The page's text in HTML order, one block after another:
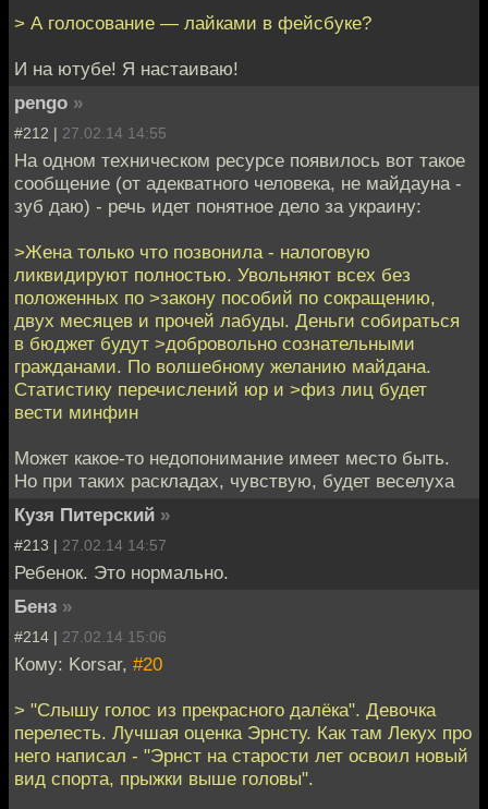
> А голосование — лайками в фейсбуке?
И на ютубе! Я настаиваю!
pengo »
#212 | 27.02.14 14:55
На одном техническом ресурсе появилось вот такое
сообщение (от адекватного человека, не майдауна -
зуб даю) - речь идет понятное дело за украину:
>Жена только что позвонила - налоговую
ликвидируют полностью. Увольняют всех без
положенных по >закону пособий по сокращению,
двух месяцев и прочей лабуды. Деньги собираться
в бюджет будут >добровольно сознательными
гражданами. По волшебному желанию майдана.
Статистику перечислений юр и >физ лиц будет
вести минфин
Может какое-то недопонимание имеет место быть.
Но при таких раскладах, чувствую, будет веселуха
Кузя Питерский »
#213 | 27.02.14 14:57
Ребенок. Это нормально.
Бенз »
#214 | 27.02.14 15:06
Кому: Korsar, #20
> "Слышу голос из прекрасного далёка". Девочка
перелесть. Лучшая оценка Эрнсту. Как там Лекух про
него написал - "Эрнст на старости лет освоил новый
вид спорта, прыжки выше головы".